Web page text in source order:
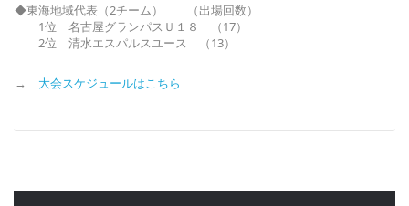
◆東海地域代表（2チーム） （出場回数）
1位 名古屋グランパスＵ１８ （17）
2位 清水エスパルスユース （13）
→ 大会スケジュールはこちら